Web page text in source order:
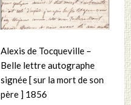
Alexis de Tocqueville –
Belle lettre autographe
signée [ sur la mort de son
père ] 1856